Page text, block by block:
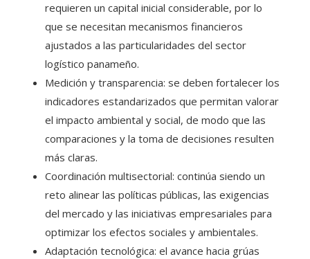
requieren un capital inicial considerable, por lo
que se necesitan mecanismos financieros
ajustados a las particularidades del sector
logístico panameño.
Medición y transparencia: se deben fortalecer los
indicadores estandarizados que permitan valorar
el impacto ambiental y social, de modo que las
comparaciones y la toma de decisiones resulten
más claras.
Coordinación multisectorial: continúa siendo un
reto alinear las políticas públicas, las exigencias
del mercado y las iniciativas empresariales para
optimizar los efectos sociales y ambientales.
Adaptación tecnológica: el avance hacia grúas